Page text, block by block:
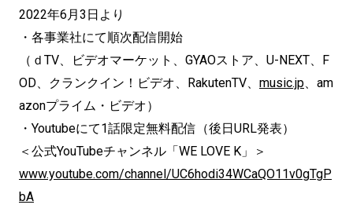
2022年6月3日より
・各事業社にて順次配信開始
（ｄTV、ビデオマーケット、GYAOストア、U-NEXT、F
OD、クランクイン！ビデオ、RakutenTV、 music.jp、am
azonプライム・ビデオ）
・Youtubeにて1話限定無料配信（後日URL発表）
＜公式YouTubeチャンネル「WE LOVE K」＞
www.youtube.com/channel/UC6hodi34WCaQO11v0gTgP
bA